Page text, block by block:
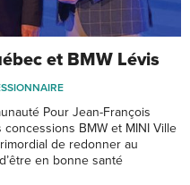
et BMW Lévis
Pour Jean-François
BMW et MINI Ville
de redonner au
en bonne santé